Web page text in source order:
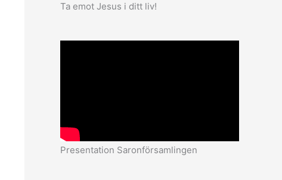
Ta emot Jesus i ditt liv!
Presentation Saronförsamlingen